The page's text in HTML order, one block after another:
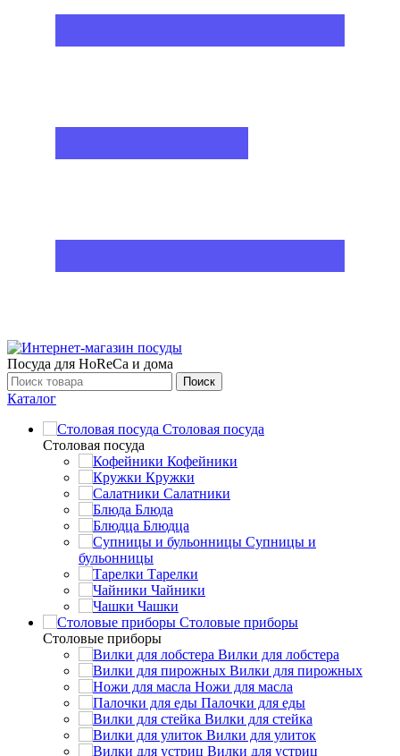
Посуда для HoReCa и дома
Поиск
Каталог
Столовая посуда
Столовая посуда
Кофейники
Кружки
Салатники
Блюда
Блюдца
Супницы и
бульонницы
Тарелки
Чайники
Чашки
Cтоловые приборы
Cтоловые приборы
Вилки для лобстера
Вилки для пирожных
Ножи для масла
Палочки для еды
Вилки для стейка
Вилки для улиток
Вилки для устриц